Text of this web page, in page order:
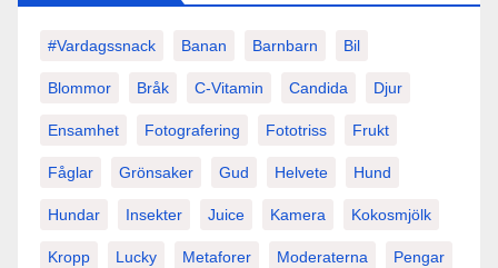
#vardagssnack Banan Barnbarn Bil
Blommor Bråk C-Vitamin Candida Djur
Ensamhet Fotografering Fototriss Frukt
Fåglar Grönsaker Gud Helvete Hund
Hundar Insekter Juice Kamera Kokosmjölk
Kropp Lucky Metaforer Moderaterna Pengar